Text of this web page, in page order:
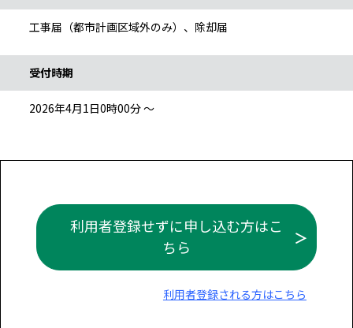
工事届（都市計画区域外のみ）、除却届
受付時期
2026年4月1日0時00分 ～
利用者登録せずに申し込む方はこ
ちら
利用者登録される方はこちら